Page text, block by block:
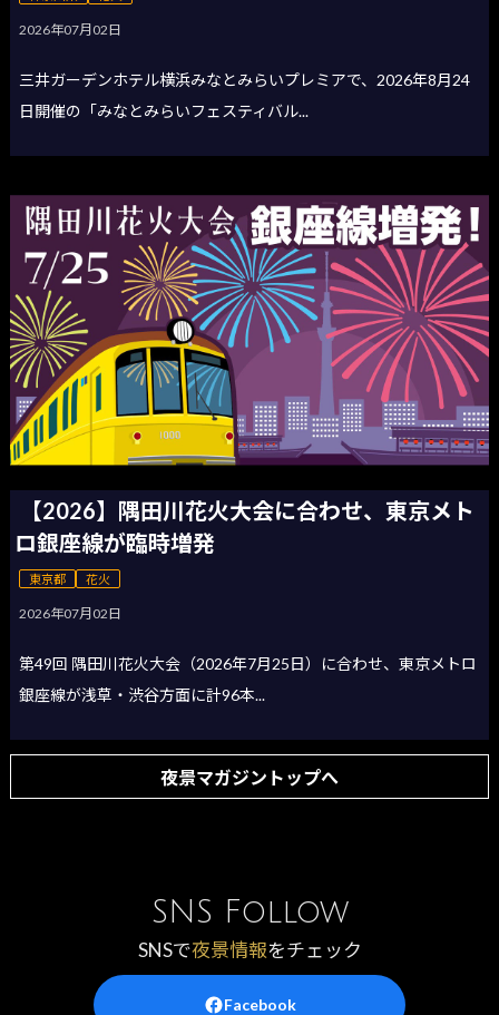
2026年07月02日
三井ガーデンホテル横浜みなとみらいプレミアで、2026年8月24
日開催の「みなとみらいフェスティバル...
【2026】隅田川花火大会に合わせ、東京メト
ロ銀座線が臨時増発
東京都 花火
2026年07月02日
第49回 隅田川花火大会（2026年7月25日）に合わせ、東京メトロ
銀座線が浅草・渋谷方面に計96本...
夜景マガジントップへ
SNS Follow
SNSで夜景情報をチェック
Facebook